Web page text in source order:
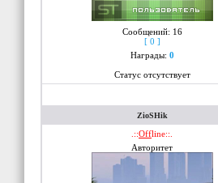
Сообщений: 16
[ 0 ]
Награды: 0
Статус отсутствует
ZioSHik
.::Offline::.
Авторитет